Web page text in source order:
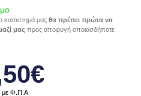
κατάστημά μας θα πρέπει πρώτα να
μας προς αποφυγή οποιασδήποτε
με Φ.Π.Α